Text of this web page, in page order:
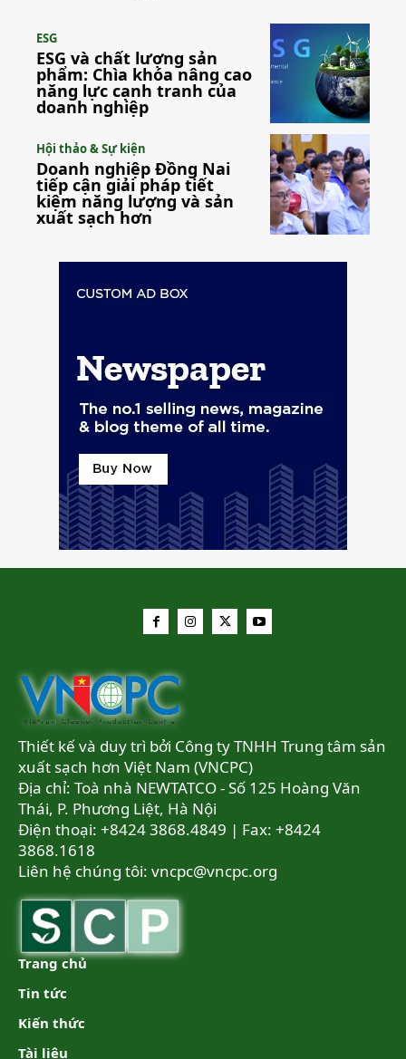
ESG
ESG và chất lượng sản
phẩm: Chìa khóa nâng cao
năng lực cạnh tranh của
doanh nghiệp
Hội thảo & Sự kiện
Doanh nghiệp Đồng Nai
tiếp cận giải pháp tiết
kiệm năng lượng và sản
xuất sạch hơn
Thiết kế và duy trì bởi Công ty TNHH Trung tâm sản
xuất sạch hơn Việt Nam (VNCPC)
Địa chỉ: Toà nhà NEWTATCO - Số 125 Hoàng Văn
Thái, P. Phương Liệt, Hà Nội
Điện thoại: +8424 3868.4849 | Fax: +8424
3868.1618
Liên hệ chúng tôi: vncpc@vncpc.org
Trang chủ
Tin tức
Kiến thức
Tài liệu